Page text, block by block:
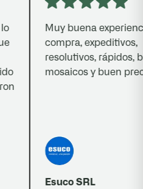
Muy buena experiencia
compra, expeditivos,
resolutivos, rápidos,
mosaicos y buen precio.
Esuco SRL